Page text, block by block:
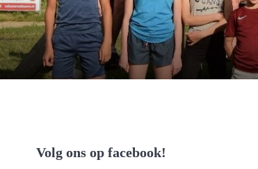
Volg ons op facebook!